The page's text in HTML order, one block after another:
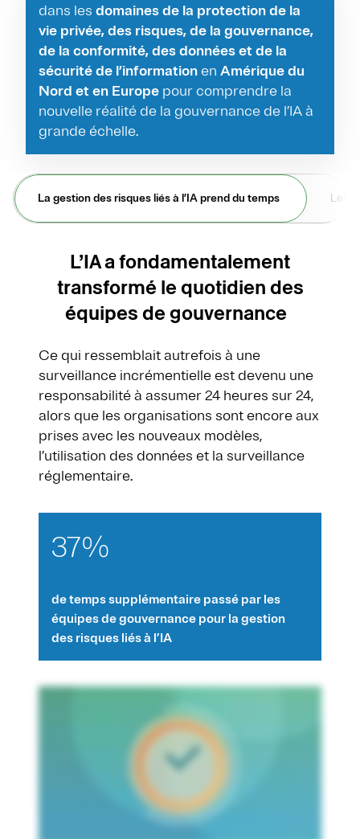
dans les domaines de la protection de la
vie privée, des risques, de la gouvernance,
de la conformité, des données et de la
sécurité de l’informationen Amérique du
Nord et en Europe pour comprendre la
nouvelle réalité de la gouvernance de l’IA à
grande échelle.
La gestion des risques liés à l’IA prend du temps Les
L’IA a fondamentalement
transformé le quotidien des
équipes de gouvernance
Ce qui ressemblait autrefois à une
surveillance incrémentielle est devenu une
responsabilité à assumer 24 heures sur 24,
alors que les organisations sont encore aux
prises avec les nouveaux modèles,
l’utilisation des données et la surveillance
réglementaire.
37%
de temps supplémentaire passé par les
équipes de gouvernance pour la gestion
des risques liés à l’IA